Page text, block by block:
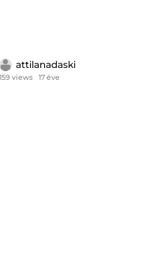
attilanadaski
159 views 17 éve